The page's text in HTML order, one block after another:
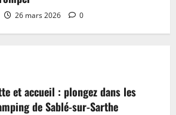
26 mars 2026 0
et accueil : plongez dans les
de Sablé-sur-Sarthe